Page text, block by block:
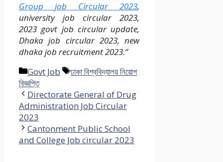
Group job Circular 2023,
university job circular 2023,
2023 govt job circular update,
Dhaka job circular 2023, new
dhaka job recruitment 2023.”
Categories
Govt Job Tags
ঢাকা বিশ্ববিদ্যালয় নিয়োগ
বিজ্ঞপ্তি
Directorate General of Drug
Administration Job Circular
2023
Cantonment Public School
and College Job circular 2023